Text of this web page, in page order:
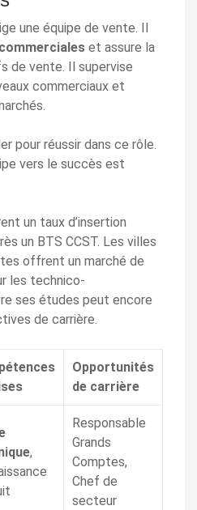
une équipe de vente. Il
et assure la
de vente. Il supervise
commerciaux et
pour réussir dans ce rôle.
vers le succès est
un taux d’insertion
un BTS CCST. Les villes
offrent un marché de
les technico-
ses études peut encore
de carrière.
Opportunités
de carrière
,
Responsable
Grands
Comptes,
Chef de
secteur